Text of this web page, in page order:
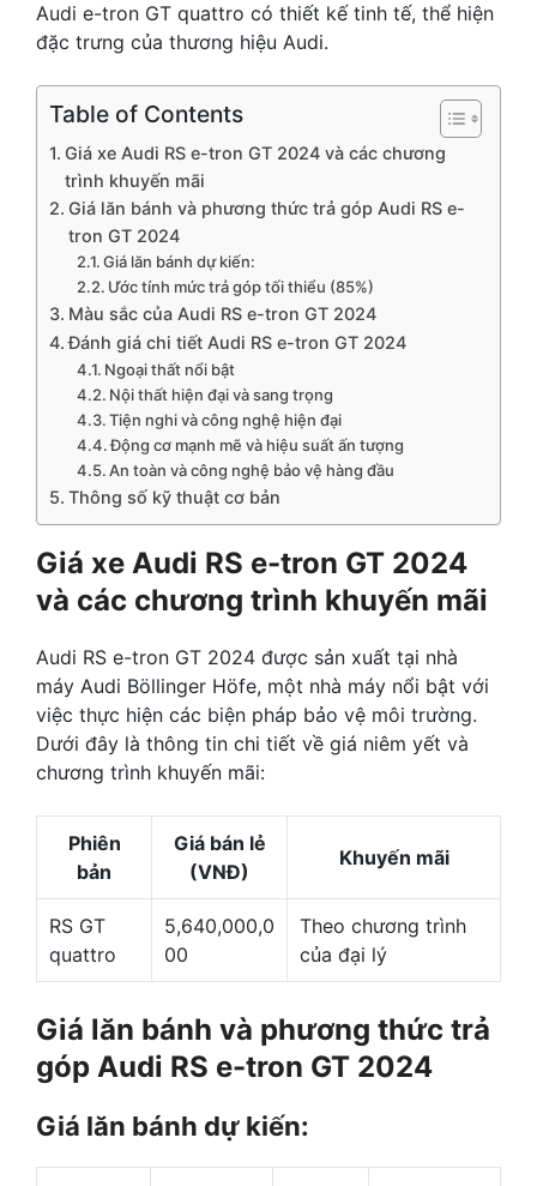
Audi e-tron GT quattro có thiết kế tinh tế, thể hiện
đặc trưng của thương hiệu Audi.
Table of Contents
Giá xe Audi RS e-tron GT 2024 và các chương
trình khuyến mãi
Giá lăn bánh và phương thức trả góp Audi RS e-
tron GT 2024
Giá lăn bánh dự kiến:
Ước tính mức trả góp tối thiểu (85%)
Màu sắc của Audi RS e-tron GT 2024
Đánh giá chi tiết Audi RS e-tron GT 2024
Ngoại thất nổi bật
Nội thất hiện đại và sang trọng
Tiện nghi và công nghệ hiện đại
Động cơ mạnh mẽ và hiệu suất ấn tượng
An toàn và công nghệ bảo vệ hàng đầu
Thông số kỹ thuật cơ bản
Giá xe Audi RS e-tron GT 2024
và các chương trình khuyến mãi
Audi RS e-tron GT 2024 được sản xuất tại nhà
máy Audi Böllinger Höfe, một nhà máy nổi bật với
việc thực hiện các biện pháp bảo vệ môi trường.
Dưới đây là thông tin chi tiết về giá niêm yết và
chương trình khuyến mãi:
Phiên
bản
Giá bán lẻ
(VNĐ)
Khuyến mãi
RS GT
quattro
5,640,000,0
00
Theo chương trình
của đại lý
Giá lăn bánh và phương thức trả
góp Audi RS e-tron GT 2024
Giá lăn bánh dự kiến: